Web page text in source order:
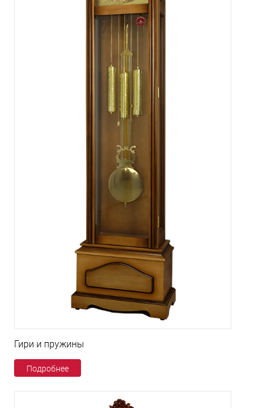
Гири и пружины
Подробнее